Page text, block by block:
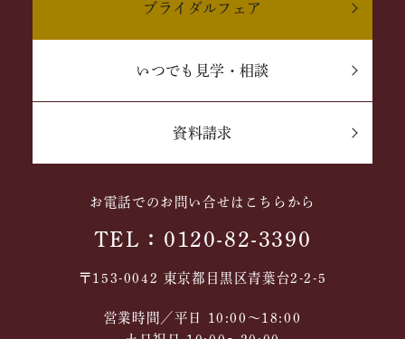
ブライダルフェア
いつでも見学・相談
資料請求
お電話でのお問い合せはこちらから
TEL：0120-82-3390
〒153-0042 東京都目黒区青葉台2-2-5
営業時間／平日 10:00～18:00